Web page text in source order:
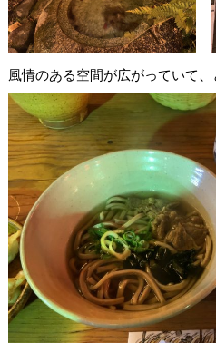
風情のある空間が広がっていて、